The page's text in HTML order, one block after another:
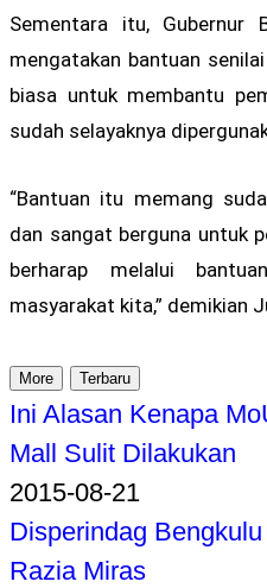
Sementara itu, Gubernur
mengatakan bantuan
biasa untuk membantu
sudah selayaknya
“Bantuan itu memang
dan sangat berguna untuk
berharap melalui
masyarakat kita,” demikian
More Terbaru
Ini Alasan Kenapa
Mall Sulit Dilakukan
2015-08-21
Disperindag
Razia Miras